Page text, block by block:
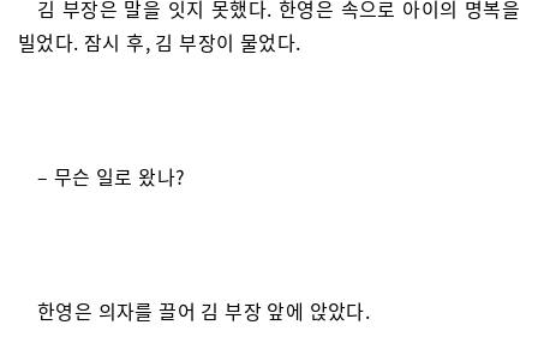
김 부장은 말을 잇지 못했다. 한영은 속으로 아이의 명복을
빌었다. 잠시 후, 김 부장이 물었다.
– 무슨 일로 왔나?
한영은 의자를 끌어 김 부장 앞에 앉았다.